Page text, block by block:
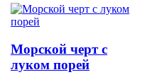
Морской черт с
луком порей